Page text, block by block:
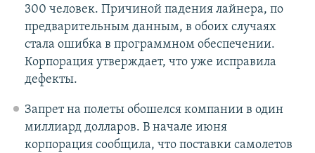
300 человек. Причиной падения лайнера, по
предварительным данным, в обоих случаях
стала ошибка в программном обеспечении.
Корпорация утверждает, что уже исправила
дефекты.
Запрет на полеты обошелся компании в один
миллиард долларов. В начале июня
корпорация сообщила, что поставки самолетов